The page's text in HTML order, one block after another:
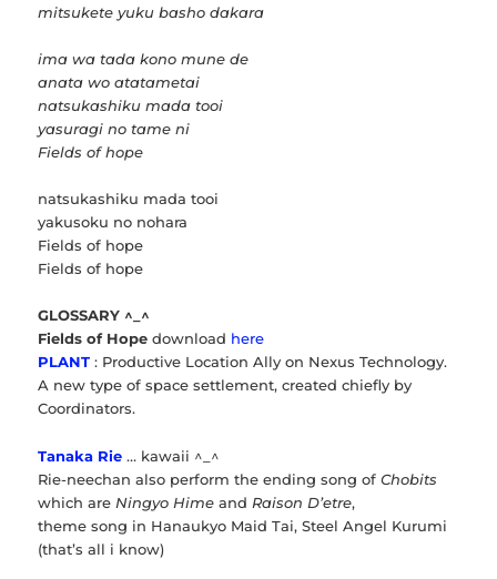
mitsukete yuku basho dakara
ima wa tada kono mune de
anata wo atatametai
natsukashiku mada tooi
yasuragi no tame ni
Fields of hope
natsukashiku mada tooi
yakusoku no nohara
Fields of hope
Fields of hope
GLOSSARY ^_^
Fields of Hope download here
PLANT : Productive Location Ally on Nexus Technology.
A new type of space settlement, created chiefly by
Coordinators.
Tanaka Rie … kawaii ^_^
Rie-neechan also perform the ending song ofChobits
which are Ningyo Hime and Raison D’etre,
theme song in Hanaukyo Maid Tai, Steel Angel Kurumi
(that’s all i know)